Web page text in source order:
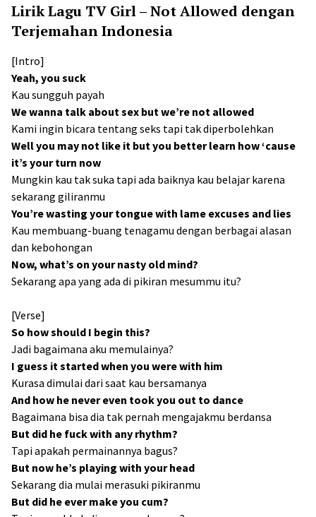
Lirik Lagu TV Girl – Not Allowed dengan
Terjemahan Indonesia
[Intro]
Yeah, you suck
Kau sungguh payah
We wanna talk about sex but we’re not allowed
Kami ingin bicara tentang seks tapi tak diperbolehkan
Well you may not like it but you better learn how ‘cause
it’s your turn now
Mungkin kau tak suka tapi ada baiknya kau belajar karena
sekarang giliranmu
You’re wasting your tongue with lame excuses and lies
Kau membuang-buang tenagamu dengan berbagai alasan
dan kebohongan
Now, what’s on your nasty old mind?
Sekarang apa yang ada di pikiran mesummu itu?
[Verse]
So how should I begin this?
Jadi bagaimana aku memulainya?
I guess it started when you were with him
Kurasa dimulai dari saat kau bersamanya
And how he never even took you out to dance
Bagaimana bisa dia tak pernah mengajakmu berdansa
But did he fuck with any rhythm?
Tapi apakah permainannya bagus?
But now he’s playing with your head
Sekarang dia mulai merasuki pikiranmu
But did he ever make you cum?